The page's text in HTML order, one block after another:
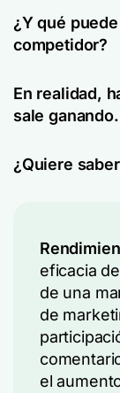
¿Y qué
competidor?
En realidad,
sale ganando.
¿Quiere
eficacia
de una
de
el